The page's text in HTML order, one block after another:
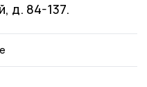
д. 84-137.